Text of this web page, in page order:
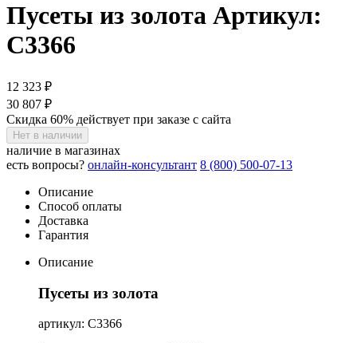
Пусеты из золота Артикул:
С3366
12 323 ₽
30 807 ₽
Скидка 60% действует при заказе с сайта
Нет в наличии
наличие в магазинах
есть вопросы? онлайн-консультант 8 (800) 500-07-13
Описание
Способ оплаты
Доставка
Гарантия
Описание
Пусеты из золота
артикул: С3366